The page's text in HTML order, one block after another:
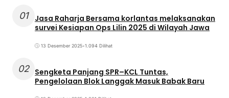
01
Jasa Raharja Bersama korlantas melaksanakan
survei Kesiapan Ops Lilin 2025 di Wilayah Jawa
13 Desember 2025•1.094 Dilihat
02 Sengketa Panjang SPR–KCL Tuntas,
Pengelolaan Blok Langgak Masuk Babak Baru